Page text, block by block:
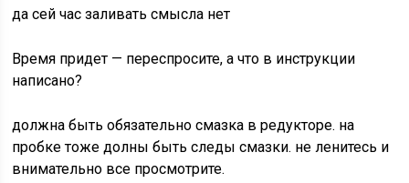
да сей час заливать смысла нет
Время придет — переспросите, а что в инструкции
написано?
должна быть обязательно смазка в редукторе. на
пробке тоже долны быть следы смазки. не ленитесь и
внимательно все просмотрите.